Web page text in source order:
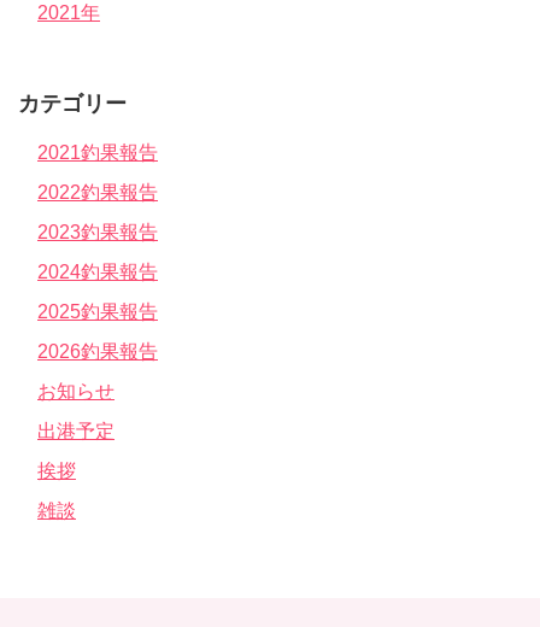
2021年
カテゴリー
2021釣果報告
2022釣果報告
2023釣果報告
2024釣果報告
2025釣果報告
2026釣果報告
お知らせ
出港予定
挨拶
雑談